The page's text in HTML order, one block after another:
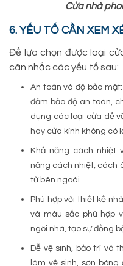
Cửa nhà
6. YẾU TỐ CẦN XEM
Để lựa chọn được loại
cân nhắc các yếu tố sau:
An toàn và độ bảo
đảm bảo độ an toàn,
dụng các loại cửa dễ
hay cửa kính không có
Khả năng cách nhiệt
năng cách nhiệt, cách
từ bên ngoài.
Phù hợp với thiết kế
và màu sắc phù hợp
ngôi nhà, tạo sự đồng
Dễ vệ sinh, bảo trì và
làm vệ sinh, sơn